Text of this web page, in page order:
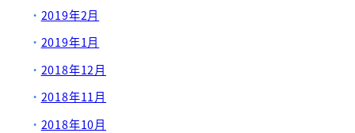
2019年2月
2019年1月
2018年12月
2018年11月
2018年10月